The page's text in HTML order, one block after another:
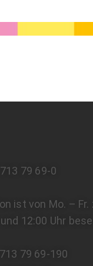
79 69-0
ist von Mo. –
12:00 Uhr
79 69-190